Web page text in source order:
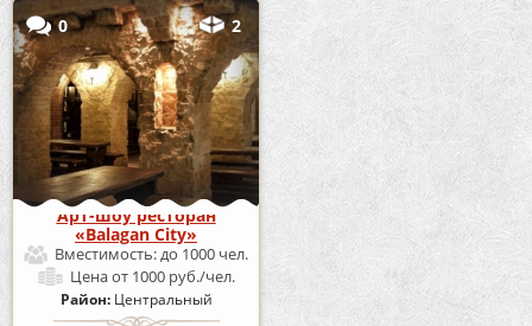
0 2
Арт-шоу ресторан
«Balagan City»
Вместимость:до 1000 чел.
Ценаот 1000 руб./чел.
Район: Центральный